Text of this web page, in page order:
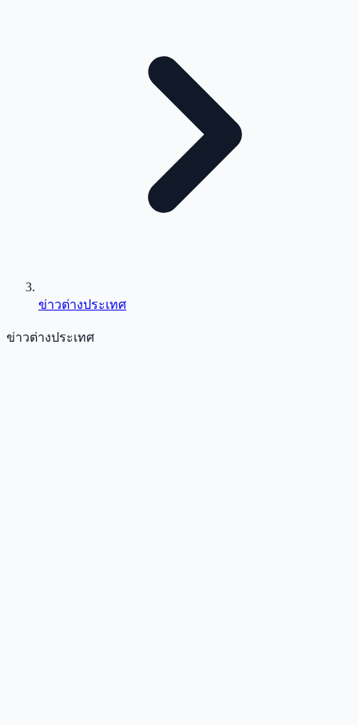
ข่าวต่างประเทศ
ข่าวต่างประเทศ